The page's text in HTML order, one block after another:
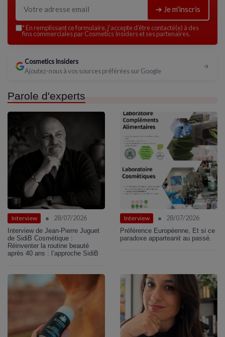
➔ Je m'inscris
* En remplissant ce formulaire, j’accepte d’être contacté(e) à des
fins commerciales par Cosmetics Insiders et ses partenaires.
Cosmetics Insiders
Ajoutez-nous à vos sources préférées sur Google
Parole d'experts
Interview • 28/07/2026
Interview de Jean-Pierre Juguet
de SidiB Cosmétique :
Réinventer la routine beauté
après 40 ans : l’approche SidiB
Interview • 28/07/2026
Préférence Européenne, Et si ce
paradoxe apparteanit au passé.